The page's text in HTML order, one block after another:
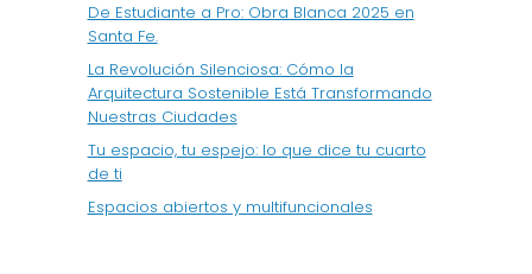
De Estudiante a Pro: Obra Blanca 2025 en
Santa Fe.
La Revolución Silenciosa: Cómo la
Arquitectura Sostenible Está Transformando
Nuestras Ciudades
Tu espacio, tu espejo: lo que dice tu cuarto
de ti
Espacios abiertos y multifuncionales